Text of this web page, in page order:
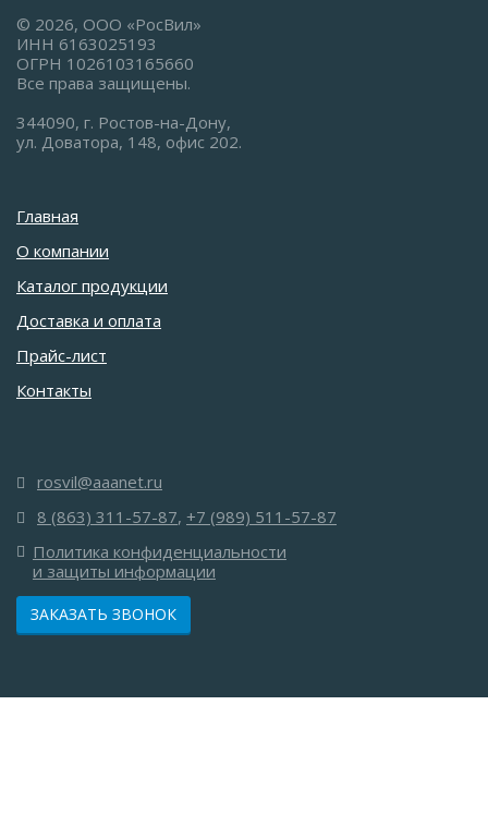
© 2026, ООО «РосВил»
ИНН 6163025193
ОГРН 1026103165660
Все права защищены.
344090, г. Ростов-на-Дону,
ул. Доватора, 148, офис 202.
Главная
О компании
Каталог продукции
Доставка и оплата
Прайс-лист
Контакты
rosvil@aaanet.ru
8 (863) 311-57-87, +7 (989) 511-57-87
Политика конфиденциальности
и защиты информации
ЗАКАЗАТЬ ЗВОНОК